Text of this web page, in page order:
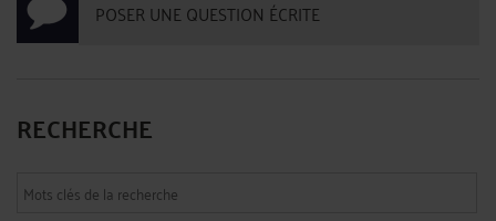
POSER UNE QUESTION ÉCRITE
RECHERCHE